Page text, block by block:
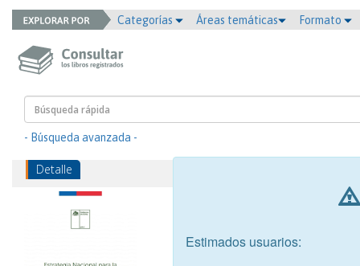
Categorías Áreas temáticas Formato
- Búsqueda avanzada -
Detalle
Estimados usuarios: